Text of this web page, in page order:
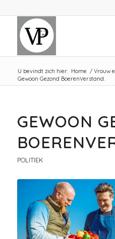
U bevindt zich hier: Home / Vrouw
Gewoon Gezond BoerenVerstand.
GEWOON
POLITIEK